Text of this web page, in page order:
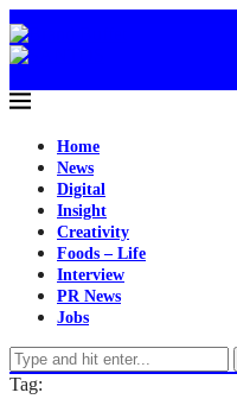
Home
News
Digital
Insight
Creativity
Foods – Life
Interview
PR News
Jobs
Tag: